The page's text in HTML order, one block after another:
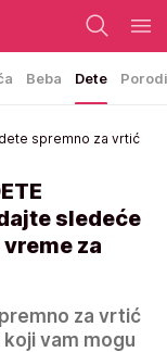
Beba Dete
spremno za vrtić
sledeće
za
za vrtić
vam mogu